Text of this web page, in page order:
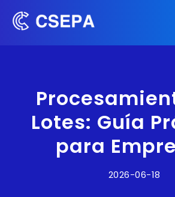
Lotes: Guía
para
2026-06-18